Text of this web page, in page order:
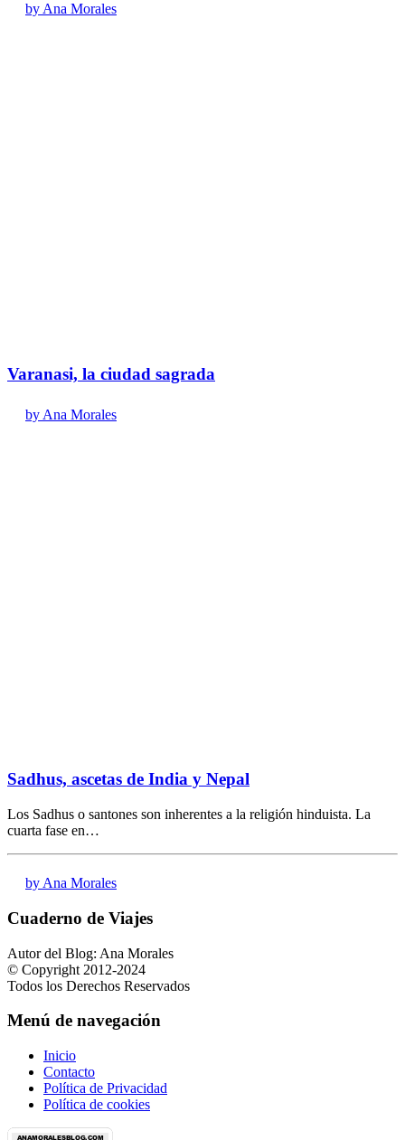
by Ana Morales
Varanasi, la ciudad sagrada
by Ana Morales
Sadhus, ascetas de India y Nepal
Los Sadhus o santones son inherentes a la religión hinduista. La
cuarta fase en…
by Ana Morales
Cuaderno de Viajes
Autor del Blog: Ana Morales
© Copyright 2012-2024
Todos los Derechos Reservados
Menú de navegación
Inicio
Contacto
Política de Privacidad
Política de cookies